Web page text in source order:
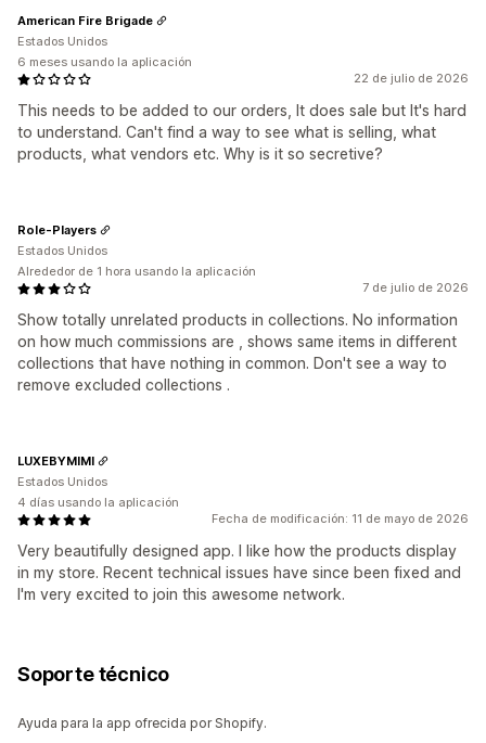
22 de julio de 2026
This needs to be added to our orders, It does sale but It's hard
to understand. Can't find a way to see what is selling, what
products, what vendors etc. Why is it so secretive?
American Fire Brigade
Estados Unidos
6 meses usando la aplicación
7 de julio de 2026
Show totally unrelated products in collections. No information
on how much commissions are , shows same items in different
collections that have nothing in common. Don't see a way to
remove excluded collections .
Role-Players
Estados Unidos
Alrededor de 1 hora usando la aplicación
Fecha de modificación: 11 de mayo de 2026
Very beautifully designed app. I like how the products display
in my store. Recent technical issues have since been fixed and
I'm very excited to join this awesome network.
LUXEBYMIMI
Estados Unidos
4 días usando la aplicación
Soporte técnico
Ayuda para la app ofrecida por Shopify.